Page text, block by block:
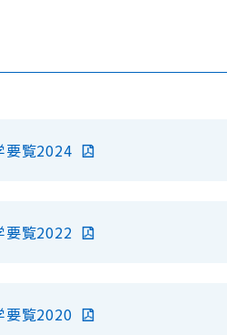
要覧2024
要覧2022
要覧2020